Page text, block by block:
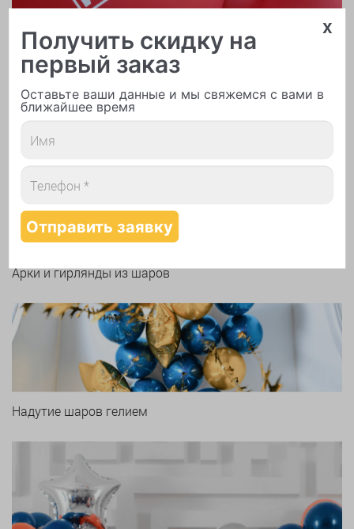
Печать логотипа
Арки и гирлянды из шаров
Надутие шаров гелием
x
Получить скидку на
первый заказ
Оставьте ваши данные и мы свяжемся с вами в
ближайшее время